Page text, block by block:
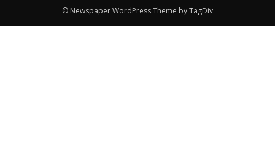
© Newspaper WordPress Theme by TagDiv